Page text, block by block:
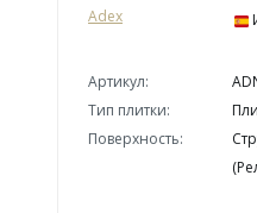
Adex
Артикул:
Тип плитки:
Поверхность: